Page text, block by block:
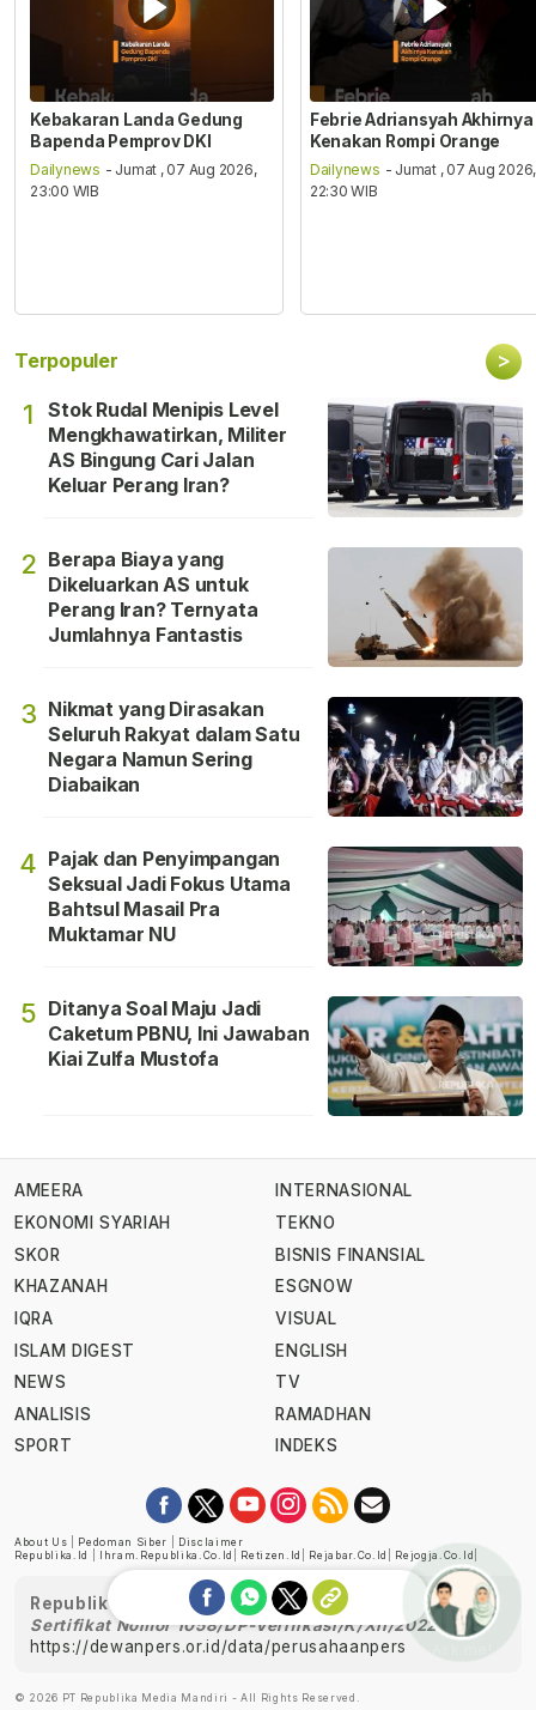
Kebakaran Landa Gedung
Bapenda Pemprov DKI
Dailynews - Jumat , 07 Aug 2026,
23:00 WIB
Febrie Adriansyah Akhirnya
Kenakan Rompi Orange
Dailynews - Jumat , 07 Aug 2026,
22:30 WIB
Terpopuler >
1
Stok Rudal Menipis Level
Mengkhawatirkan, Militer
AS Bingung Cari Jalan
Keluar Perang Iran?
2 Berapa Biaya yang
Dikeluarkan AS untuk
Perang Iran? Ternyata
Jumlahnya Fantastis
3 Nikmat yang Dirasakan
Seluruh Rakyat dalam Satu
Negara Namun Sering
Diabaikan
4 Pajak dan Penyimpangan
Seksual Jadi Fokus Utama
Bahtsul Masail Pra
Muktamar NU
5 Ditanya Soal Maju Jadi
Caketum PBNU, Ini Jawaban
Kiai Zulfa Mustofa
AMEERA
EKONOMI SYARIAH
SKOR
KHAZANAH
IQRA
ISLAM DIGEST
NEWS
ANALISIS
SPORT
INTERNASIONAL
TEKNO
BISNIS FINANSIAL
ESGNOW
VISUAL
ENGLISH
TV
RAMADHAN
INDEKS
About Us Pedoman Siber
Disclaimer
Republika.id
Ihram.republika.co.id Retizen.id Rejabar.co.id Rejogja.co.id
Republika telah diverifikasi oleh Dewan Pers
Sertifikat Nomor 1058/DP-Verifikasi/K/XII/2022
https://dewanpers.or.id/data/perusahaanpers
© 2026 PT Republika Media Mandiri - All Rights Reserved.